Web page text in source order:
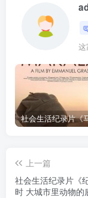
这
上一篇
社会生活纪录片《
时 大城市里动物的